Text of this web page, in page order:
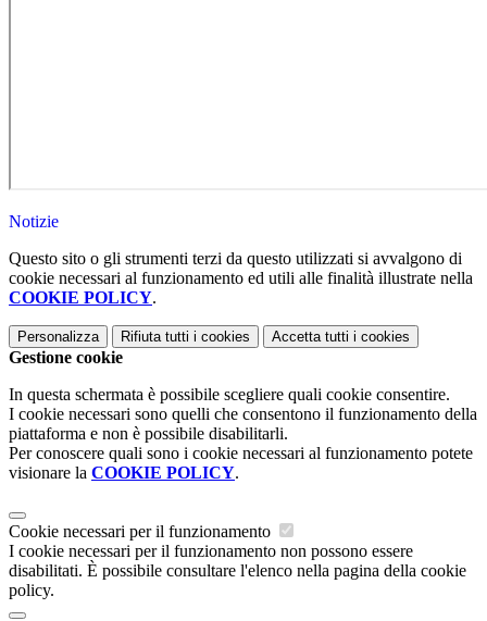
Notizie
Questo sito o gli strumenti terzi da questo utilizzati si avvalgono di
cookie necessari al funzionamento ed utili alle finalità illustrate nella
COOKIE POLICY.
Personalizza Rifiuta tutti i cookies Accetta tutti i cookies
Gestione cookie
In questa schermata è possibile scegliere quali cookie consentire.
I cookie necessari sono quelli che consentono il funzionamento della
piattaforma e non è possibile disabilitarli.
Per conoscere quali sono i cookie necessari al funzionamento potete
visionare la COOKIE POLICY.
Cookie necessari per il funzionamento
I cookie necessari per il funzionamento non possono essere
disabilitati. È possibile consultare l'elenco nella pagina della cookie
policy.